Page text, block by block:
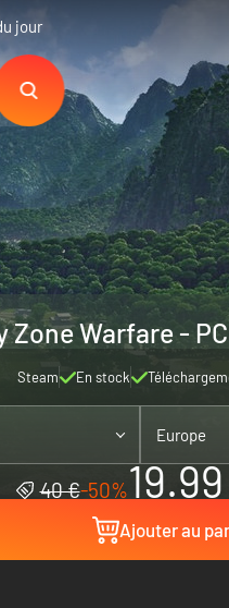
jour
Zone Warfare -
Steam En stock
Europe
40 €-50%
Ajouter au